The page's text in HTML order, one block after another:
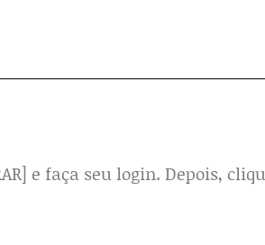
e faça seu login. Depois,